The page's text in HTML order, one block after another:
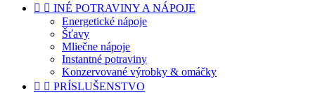
  INÉ POTRAVINY A NÁPOJE
Energetické nápoje
Šťavy
Mliečne nápoje
Instantné potraviny
Konzervované výrobky & omáčky
  PRÍSLUŠENSTVO